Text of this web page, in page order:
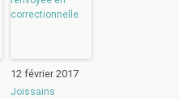
12 février 2017
Joissains